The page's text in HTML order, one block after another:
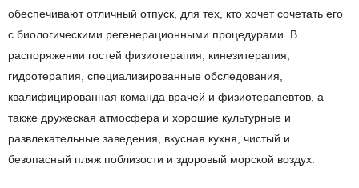
обеспечивают отличный отпуск, для тех, кто хочет сочетать его
с биологическими регенерационными процедурами. В
распоряжении гостей физиотерапия, кинезитерапия,
гидротерапия, специализированные обследования,
квалифицированная команда врачей и физиотерапевтов, а
также дружеская атмосфера и хорошие культурные и
развлекательные заведения, вкусная кухня, чистый и
безопасный пляж поблизости и здоровый морской воздух.